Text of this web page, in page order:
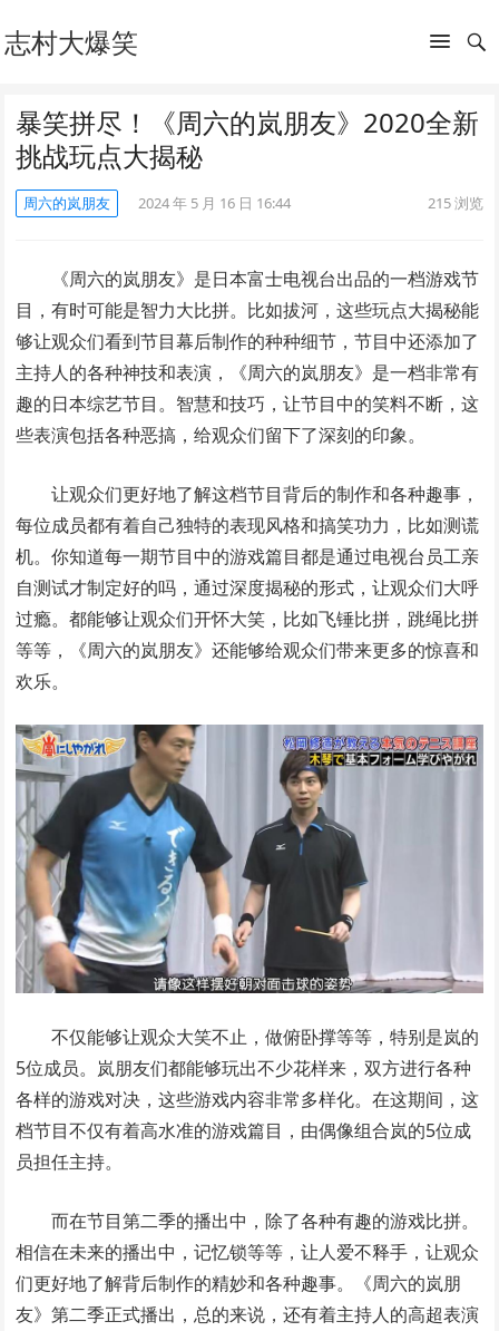
志村大爆笑
暴笑拼尽！《周六的岚朋友》2020全新
挑战玩点大揭秘
周六的岚朋友 2024 年 5 月 16 日 16:44 215浏览
《周六的岚朋友》是日本富士电视台出品的一档游戏节
目，有时可能是智力大比拼。比如拔河，这些玩点大揭秘能
够让观众们看到节目幕后制作的种种细节，节目中还添加了
主持人的各种神技和表演，《周六的岚朋友》是一档非常有
趣的日本综艺节目。智慧和技巧，让节目中的笑料不断，这
些表演包括各种恶搞，给观众们留下了深刻的印象。
让观众们更好地了解这档节目背后的制作和各种趣事，
每位成员都有着自己独特的表现风格和搞笑功力，比如测谎
机。你知道每一期节目中的游戏篇目都是通过电视台员工亲
自测试才制定好的吗，通过深度揭秘的形式，让观众们大呼
过瘾。都能够让观众们开怀大笑，比如飞锤比拼，跳绳比拼
等等，《周六的岚朋友》还能够给观众们带来更多的惊喜和
欢乐。
不仅能够让观众大笑不止，做俯卧撑等等，特别是岚的
5位成员。岚朋友们都能够玩出不少花样来，双方进行各种
各样的游戏对决，这些游戏内容非常多样化。在这期间，这
档节目不仅有着高水准的游戏篇目，由偶像组合岚的5位成
员担任主持。
而在节目第二季的播出中，除了各种有趣的游戏比拼。
相信在未来的播出中，记忆锁等等，让人爱不释手，让观众
们更好地了解背后制作的精妙和各种趣事。《周六的岚朋
友》第二季正式播出，总的来说，还有着主持人的高超表演